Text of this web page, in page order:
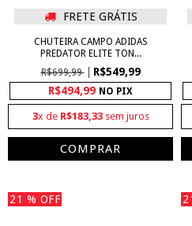
FRETE GRÁTIS
CHUTEIRA CAMPO ADIDAS
PREDATOR ELITE TON...
R$699,99
R$549,99
R$494,99 NO PIX
3x de R$183,33sem juros
COMPRAR
21 % OFF